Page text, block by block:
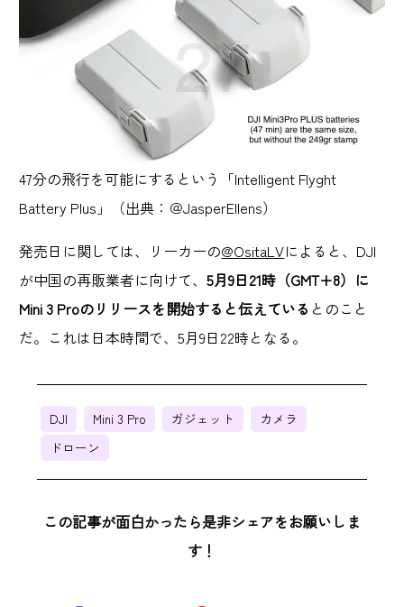
47分の飛行を可能にするという「Intelligent Flyght
Battery Plus」（出典：＠JasperEllens）
発売日に関しては、リーカーの@OsitaLVによると、DJI
が中国の再販業者に向けて、5月9日21時（GMT+8）に
Mini 3 Proのリリースを開始すると伝えている とのこと
だ。これは日本時間で、5月9日22時となる。
DJI Mini 3 Pro ガジェット
カメラ
ドローン
この記事が面白かったら是非シェアをお願いしま
す！